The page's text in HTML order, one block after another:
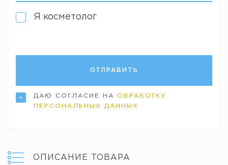
Я косметолог
ДАЮ СОГЛАСИЕ НА ОБРАБОТКУ
ПЕРСОНАЛЬНЫХ ДАННЫХ
ОПИСАНИЕ ТОВАРА